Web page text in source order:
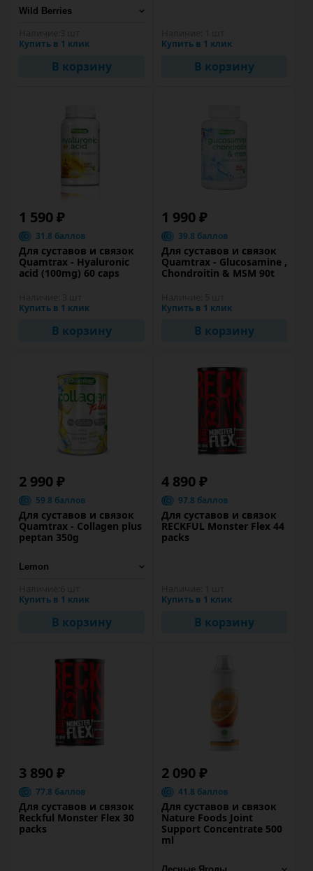
Купить в 1 клик
В корзину
Купить в 1 клик
В корзину
1 590 ₽
31.8 баллов
Для суставов и связок
Quamtrax - Hyaluronic
acid (100mg) 60 caps
Купить в 1 клик
В корзину
1 990 ₽
39.8 баллов
Для суставов и связок
Quamtrax - Glucosamine ,
Chondroitin & MSM 90t
Купить в 1 клик
В корзину
2 990 ₽
59.8 баллов
Для суставов и связок
Quamtrax - Collagen plus
peptan 350g
Купить в 1 клик
В корзину
4 890 ₽
97.8 баллов
Для суставов и связок
RECKFUL Monster Flex 44
packs
Купить в 1 клик
В корзину
3 890 ₽
77.8 баллов
Для суставов и связок
Reckful Monster Flex 30
packs
2 090 ₽
41.8 баллов
Для суставов и связок
Nature Foods Joint
Support Concentrate 500
ml